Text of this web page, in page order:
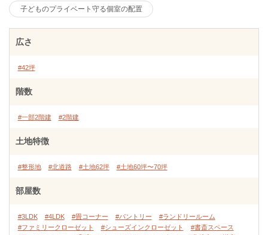
子どものプライベート守る個室の配置
広さ
#42坪
階数
#一部2階建 #2階建
土地特徴
#整形地 #北道路 #土地62坪 #土地60坪〜70坪
部屋数
#3LDK #4LDK #畳コーナー #パントリー
#ランドリールーム
#ファミリークローゼット
#シューズインクローゼット
#書斎スペース